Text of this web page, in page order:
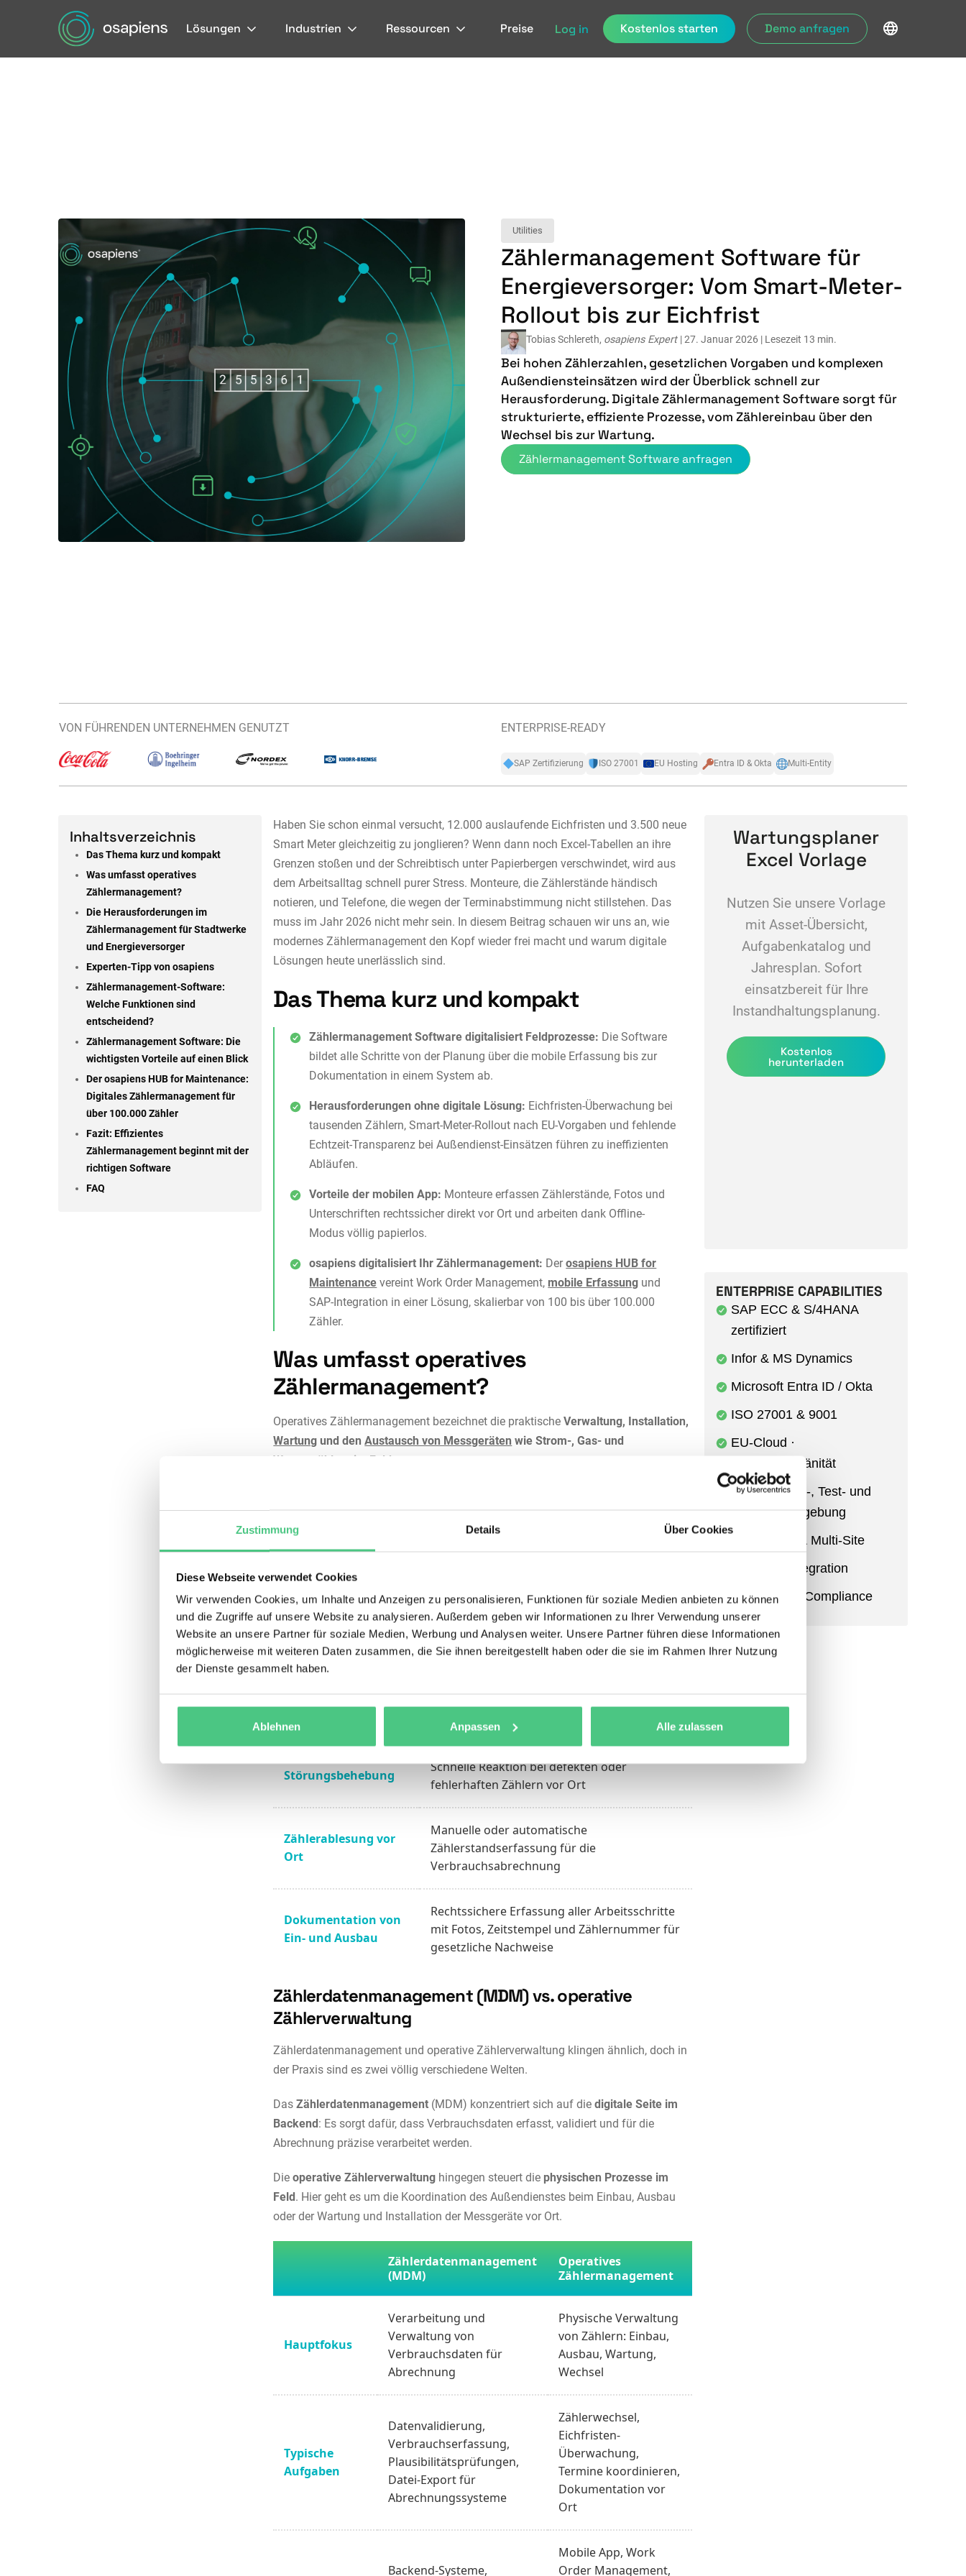
Zustimmung Details Über Cookies
Diese Webseite verwendet Cookies
Wir verwenden Cookies, um Inhalte und Anzeigen zu personalisieren, Funktionen für soziale Medien anbieten zu können
und die Zugriffe auf unsere Website zu analysieren. Außerdem geben wir Informationen zu Ihrer Verwendung unserer
Website an unsere Partner für soziale Medien, Werbung und Analysen weiter. Unsere Partner führen diese Informationen
möglicherweise mit weiteren Daten zusammen, die Sie ihnen bereitgestellt haben oder die sie im Rahmen Ihrer Nutzung
der Dienste gesammelt haben.
Ablehnen Anpassen Alle zulassen
Lösungen Industrien Ressourcen Preise Log in Kostenlos starten Demo anfragen
Utilities
Zählermanagement Software für
Energieversorger: Vom Smart-Meter-
Rollout bis zur Eichfrist
Tobias Schlereth, osapiens Expert | 27. Januar 2026 | Lesezeit 13 min.
Bei hohen Zählerzahlen, gesetzlichen Vorgaben und komplexen
Außendiensteinsätzen wird der Überblick schnell zur
Herausforderung. Digitale Zählermanagement Software sorgt für
strukturierte, effiziente Prozesse, vom Zählereinbau über den
Wechsel bis zur Wartung.
Zählermanagement Software anfragen
VON FÜHRENDEN UNTERNEHMEN GENUTZT ENTERPRISE-READY
SAP Zertifizierung ISO 27001 EU Hosting Entra ID & Okta Multi-Entity
Inhaltsverzeichnis
Das Thema kurz und kompakt
Was umfasst operatives
Zählermanagement?
Die Herausforderungen im
Zählermanagement für Stadtwerke
und Energieversorger
Experten-Tipp von osapiens
Zählermanagement-Software:
Welche Funktionen sind
entscheidend?
Zählermanagement Software: Die
wichtigsten Vorteile auf einen Blick
Der osapiens HUB for Maintenance:
Digitales Zählermanagement für
über 100.000 Zähler
Fazit: Effizientes
Zählermanagement beginnt mit der
richtigen Software
FAQ
Haben Sie schon einmal versucht, 12.000 auslaufende Eichfristen und 3.500 neue
Smart Meter gleichzeitig zu jonglieren? Wenn dann noch Excel-Tabellen an ihre
Grenzen stoßen und der Schreibtisch unter Papierbergen verschwindet, wird aus
dem Arbeitsalltag schnell purer Stress. Monteure, die Zählerstände händisch
notieren, und Telefone, die wegen der Terminabstimmung nicht stillstehen. Das
muss im Jahr 2026 nicht mehr sein. In diesem Beitrag schauen wir uns an, wie
modernes Zählermanagement den Kopf wieder frei macht und warum digitale
Lösungen heute unerlässlich sind.
Das Thema kurz und kompakt
Zählermanagement Software digitalisiert Feldprozesse: Die Software
bildet alle Schritte von der Planung über die mobile Erfassung bis zur
Dokumentation in einem System ab.
Herausforderungen ohne digitale Lösung: Eichfristen-Überwachung bei
tausenden Zählern, Smart-Meter-Rollout nach EU-Vorgaben und fehlende
Echtzeit-Transparenz bei Außendienst-Einsätzen führen zu ineffizienten
Abläufen.
Vorteile der mobilen App: Monteure erfassen Zählerstände, Fotos und
Unterschriften rechtssicher direkt vor Ort und arbeiten dank Offline-
Modus völlig papierlos.
osapiens digitalisiert Ihr Zählermanagement: Derosapiens HUB for
Maintenance vereint Work Order Management, mobile Erfassung und
SAP-Integration in einer Lösung, skalierbar von 100 bis über 100.000
Zähler.
Was umfasst operatives
Zählermanagement?
Operatives Zählermanagement bezeichnet die praktischeVerwaltung, Installation,
Wartung und denAustausch von Messgeräten wie Strom-, Gas- und
Wasserzählern im Feld
Ziel ist die Einhaltung gesetzlicher Anforderungen und die Sicherstellung einer
zuverlässigen Erfassung von Verbrauchsdaten.
Aufgabe Beschreibung
Zählerwechsel bei
Ablauf der Eichfrist
Regelmäßiger Austausch von Geräten nach 5–
16 Jahren gemäß gesetzlicher Vorgaben
Installation von
Smart Metern
Einbau intelligenter Funkzähler im Rahmen
des Smart-Meter-Rollouts
Störungsbehebung
Schnelle Reaktion bei defekten oder
fehlerhaften Zählern vor Ort
Zählerablesung vor
Ort
Manuelle oder automatische
Zählerstandserfassung für die
Verbrauchsabrechnung
Dokumentation von
Ein- und Ausbau
Rechtssichere Erfassung aller Arbeitsschritte
mit Fotos, Zeitstempel und Zählernummer für
gesetzliche Nachweise
Zählerdatenmanagement (MDM) vs. operative
Zählerverwaltung
Zählerdatenmanagement und operative Zählerverwaltung klingen ähnlich, doch in
der Praxis sind es zwei völlig verschiedene Welten.
DasZählerdatenmanagement (MDM) konzentriert sich auf diedigitale Seite im
Backend: Es sorgt dafür, dass Verbrauchsdaten erfasst, validiert und für die
Abrechnung präzise verarbeitet werden.
Dieoperative Zählerverwaltung hingegen steuert die physischen Prozesse im
Feld. Hier geht es um die Koordination des Außendienstes beim Einbau, Ausbau
oder der Wartung und Installation der Messgeräte vor Ort.
Zählerdatenmanagement
(MDM)
Operatives
Zählermanagement
Hauptfokus
Verarbeitung und
Verwaltung von
Verbrauchsdaten für
Abrechnung
Physische Verwaltung
von Zählern: Einbau,
Ausbau, Wartung,
Wechsel
Typische
Aufgaben
Datenvalidierung,
Verbrauchserfassung,
Plausibilitätsprüfungen,
Datei-Export für
Abrechnungssysteme
Zählerwechsel,
Eichfristen-
Überwachung,
Termine koordinieren,
Dokumentation vor
Ort
Backend-Systeme,
Mobile App, Work
Order Management,
Wartungsplaner
Excel Vorlage
Nutzen Sie unsere Vorlage
mit Asset-Übersicht,
Aufgabenkatalog und
Jahresplan. Sofort
einsatzbereit für Ihre
Instandhaltungsplanung.
Kostenlos
herunterladen
ENTERPRISE CAPABILITIES
SAP ECC & S/4HANA
zertifiziert
Infor & MS Dynamics
Microsoft Entra ID / Okta
ISO 27001 & 9001
EU-Cloud ·
Datensouveränität
Entwicklungs-, Test- und
Produktivumgebung
Multi-Entity & Multi-Site
Power BI Integration
Audit Trail & Compliance